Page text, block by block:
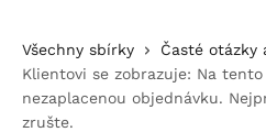
Všechny sbírky
Časté otázky
Klientovi se zobrazuje: Na
nezaplacenou objednávku.
zrušte.